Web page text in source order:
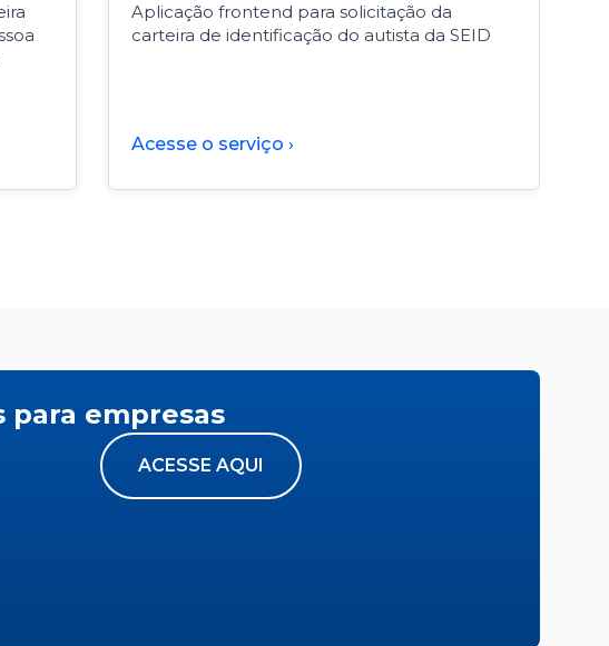
Aplicação frontend para solicitação da
carteira de identificação do autista da SEID
Acesse o serviço ›
para empresas
ACESSE AQUI